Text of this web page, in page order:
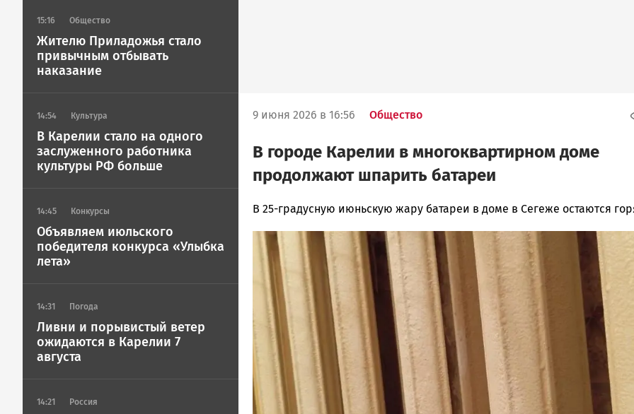
15:16 Общество
Жителю Приладожья стало
привычным отбывать
наказание
14:54 Культура
В Карелии стало на одного
заслуженного работника
культуры РФ больше
14:45 Конкурсы
Объявляем июльского
победителя конкурса «Улыбка
лета»
14:31 Погода
Ливни и порывистый ветер
ожидаются в Карелии 7
августа
14:21 Россия
9 июня 2026 в 16:56 Общество
В городе Карелии в многоквартирном доме
продолжают шпарить батареи
Ольга
Новости
Петрозаводска
Карелии
Петрозаводск
ГОВОРИТ
В 25-градусную июньскую жару батареи в доме в Сегеже остаются
Image